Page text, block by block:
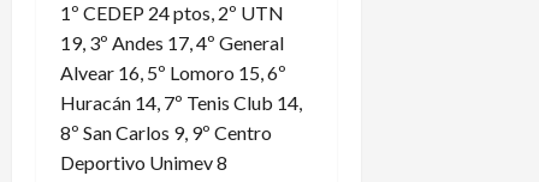
1º CEDEP 24 ptos, 2º UTN
19, 3º Andes 17, 4º General
Alvear 16, 5º Lomoro 15, 6º
Huracán 14, 7º Tenis Club 14,
8º San Carlos 9, 9º Centro
Deportivo Unimev 8